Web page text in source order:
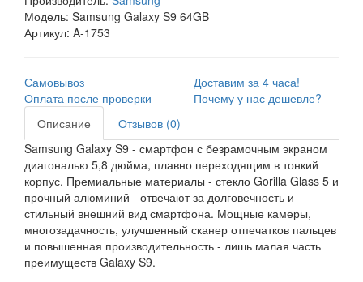
Модель: Samsung Galaxy S9 64GB
Артикул: A-1753
Самовывоз
Доставим за 4 часа!
Оплата после проверки
Почему у нас дешевле?
Описание
Отзывов (0)
Samsung Galaxy S9 - смартфон с безрамочным экраном
диагональю 5,8 дюйма, плавно переходящим в тонкий
корпус. Премиальные материалы - стекло Gorilla Glass 5 и
прочный алюминий - отвечают за долговечность и
стильный внешний вид смартфона. Мощные камеры,
многозадачность, улучшенный сканер отпечатков пальцев
и повышенная производительность - лишь малая часть
преимуществ Galaxy S9.